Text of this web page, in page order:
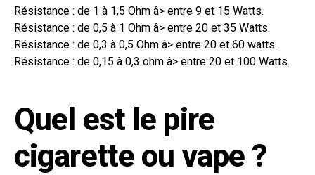
Résistance : de 1 à 1,5 Ohm â> entre 9 et 15 Watts.
Résistance : de 0,5 à 1 Ohm â> entre 20 et 35 Watts.
Résistance : de 0,3 à 0,5 Ohm â> entre 20 et 60 watts.
Résistance : de 0,15 à 0,3 ohm â> entre 20 et 100 Watts.
Quel est le pire
cigarette ou vape ?